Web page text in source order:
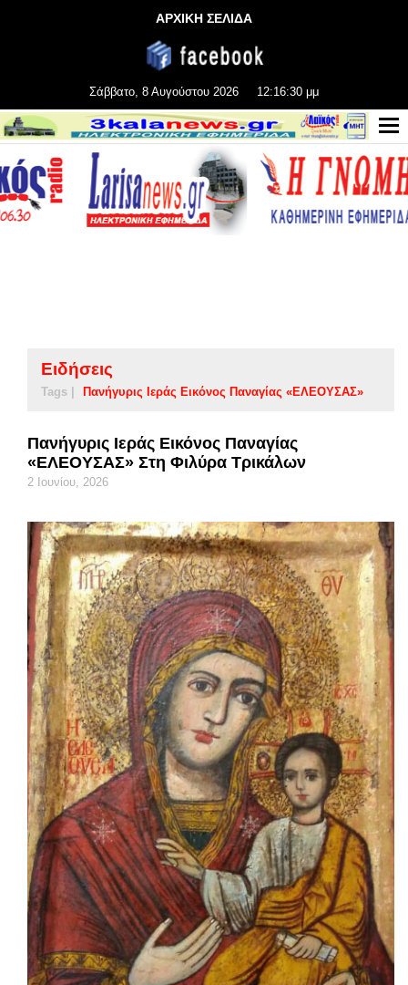
ΑΡΧΙΚΗ ΣΕΛΙΔΑ
Σάββατο, 8 Αυγούστου 2026 12:16:31 μμ
Ειδήσεις
Tags | Πανήγυρις Ιεράς Εικόνος Παναγίας «ΕΛΕΟΥΣΑΣ»
Πανήγυρις Ιεράς Εικόνος Παναγίας
«ΕΛΕΟΥΣΑΣ» Στη Φιλύρα Τρικάλων
2 Ιουνίου, 2026